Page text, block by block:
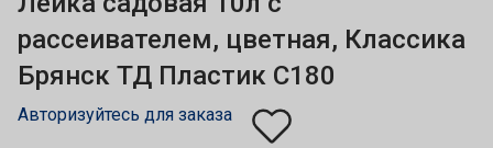
рассеивателем, цветная, Классика
Брянск ТД Пластик С180
Авторизуйтесь для заказа